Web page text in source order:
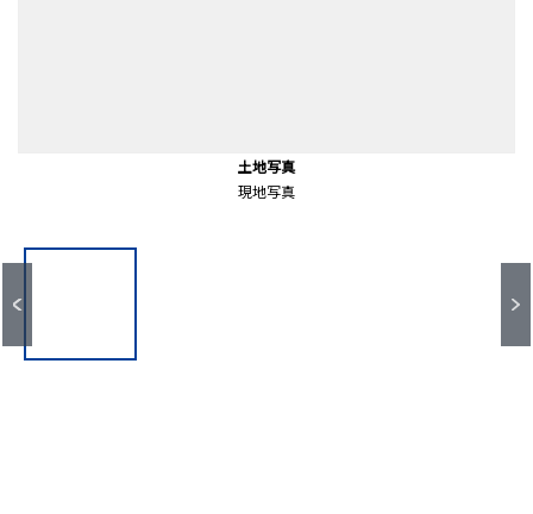
地形図
土地写真
現地写真
土地写真
現地写真
前面道路含む外観
前面道路
土地写真
現地写真
土地写真
現地写真
土地写真
現地写真
土地写真
現地写真
マックスバリュ今池店（約820ｍ）
大和小学校（約180ｍ）
振甫中学校（約140ｍ）